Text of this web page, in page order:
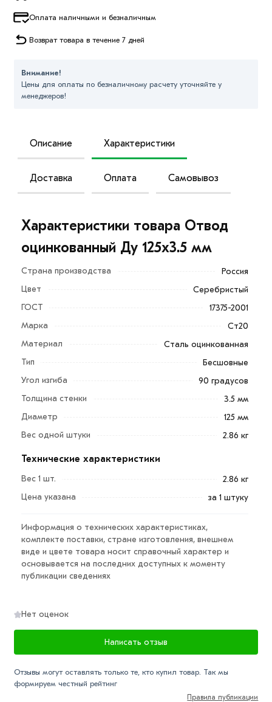
Оплата наличными и безналичным
Возврат товара в течение 7 дней
Внимание!
Цены для оплаты по безналичному расчету уточняйте у
менеджеров!
Описание Характеристики
Доставка Оплата Самовывоз
Отводы оцинкованные Ду 125х3.5 мм активно
применяются при прокладке коммуникаций
тоже время, не все виды подходят под четко
определенные трубопроводы.
бесшовного формата используются для прокладки
магистральных сетей, это связано с тем, что
давлением.
С помощью отводов, при монтаже вентиляционной
системы, меняется направление трассы под углом
90ᵒ, как без изменения размера сечения
воздуховодов, так и с возможностью его изменить
Для дополнительной защиты вентиляционной
системы от попадания мусора и посторонних
предметов, с одной из сторон отводов возможна
установка сетки. Для увеличения герметичности
используются отводы с резиновым уплотнителем.
Для приобретения данной позиции, кликните мышкой
Характеристики товара Отвод
оцинкованный Ду 125х3.5 мм
Страна производства
Россия
Цвет
Серебристый
ГОСТ
17375-2001
Марка
Ст20
Материал
Сталь оцинкованная
Тип
Бесшовные
Угол изгиба
90 градусов
Толщина стенки
3.5 мм
Диаметр
125 мм
Вес одной штуки
2.86 кг
Технические характеристики
Вес 1 шт.
2.86 кг
Цена указана
за 1 штуку
Информация о технических характеристиках,
комплекте поставки, стране изготовления, внешнем
виде и цвете товара носит справочный характер и
основывается на последних доступных к моменту
публикации сведениях
Нет оценок
Написать отзыв
Отзывы могут оставлять только те, кто купил товар. Так мы
формируем честный рейтинг
Правила публикации